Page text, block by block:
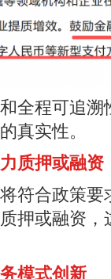
全程可追
真实性。
质押或融资
符合政策
押或融资
模式创新